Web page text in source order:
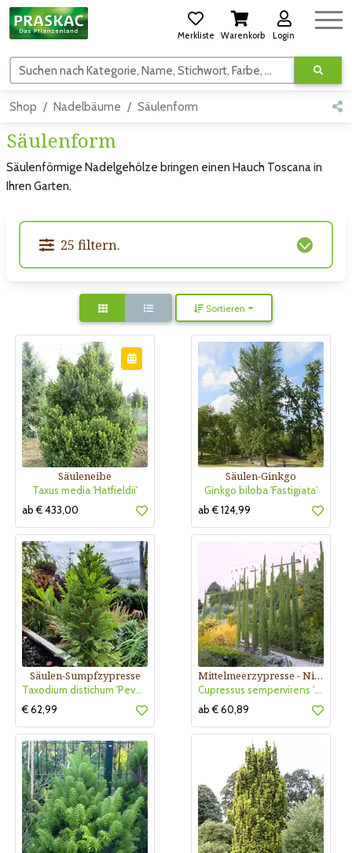
Merkliste Warenkorb Login
Suchen nach Kategorie, Name, Stichwort, Farbe, usw.
Shop Nadelbäume Säulenform
Säulenform
Säulenförmige Nadelgehölze bringen einen Hauch Toscana in
Ihren Garten.
25 filtern.
Sortieren
Säuleneibe
Taxus media 'Hatfieldii'
ab € 433,00
Säulen-Ginkgo
Ginkgo biloba 'Fastigiata'
ab € 124,99
Säulen-Sumpfzypresse
Taxodium distichum 'Peve Minaret'
€ 62,99
Mittelmeerzypresse - Nicht winterhart
Cupressus sempervirens 'Stricta'
ab € 60,89